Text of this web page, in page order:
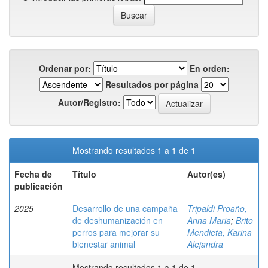
Ordenar por:
En orden:
Resultados por página
Autor/Registro:
Mostrando resultados 1 a 1 de 1
Fecha de
publicación
Título Autor(es)
2025
Desarrollo de una campaña
de deshumanización en
perros para mejorar su
bienestar animal
Tripaldi Proaño,
Anna Maria; Brito
Mendieta, Karina
Alejandra